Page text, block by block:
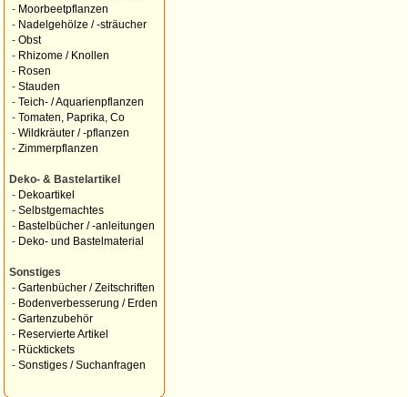
- Moorbeetpflanzen
- Nadelgehölze / -sträucher
- Obst
- Rhizome / Knollen
- Rosen
- Stauden
- Teich- / Aquarienpflanzen
- Tomaten, Paprika, Co
- Wildkräuter / -pflanzen
- Zimmerpflanzen
Deko- & Bastelartikel
- Dekoartikel
- Selbstgemachtes
- Bastelbücher / -anleitungen
- Deko- und Bastelmaterial
Sonstiges
- Gartenbücher / Zeitschriften
- Bodenverbesserung / Erden
- Gartenzubehör
- Reservierte Artikel
- Rücktickets
- Sonstiges / Suchanfragen